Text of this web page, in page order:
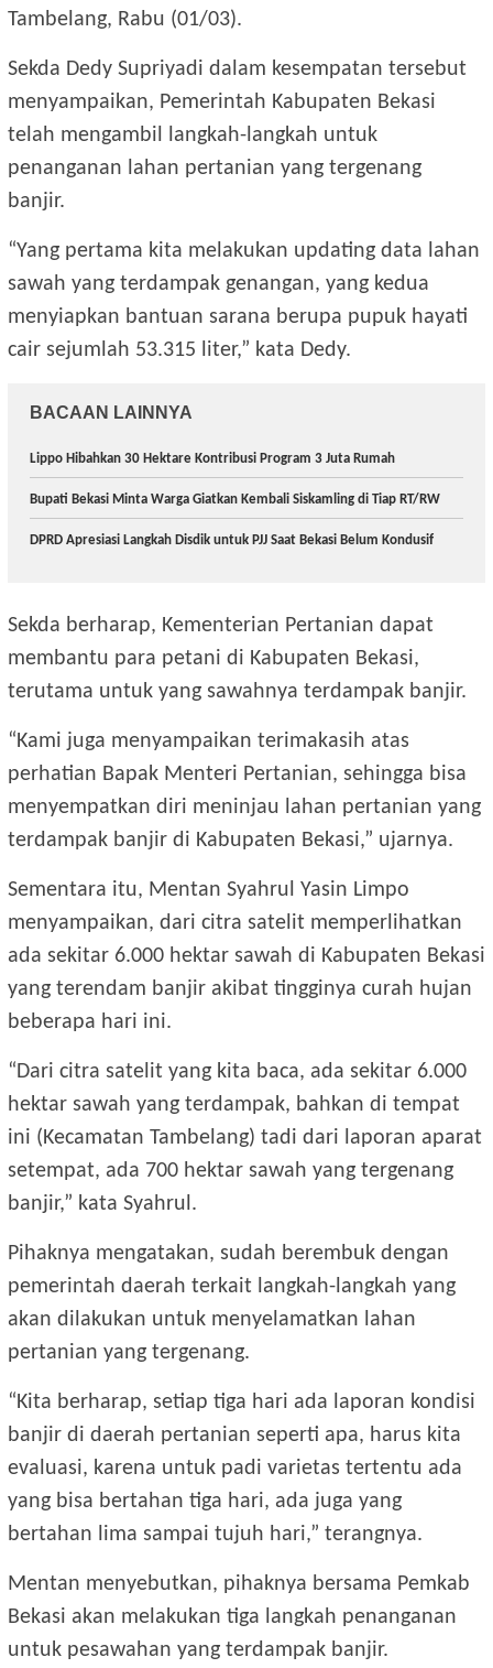
Tambelang, Rabu (01/03).
Sekda Dedy Supriyadi dalam kesempatan tersebut
menyampaikan, Pemerintah Kabupaten Bekasi
telah mengambil langkah-langkah untuk
penanganan lahan pertanian yang tergenang
banjir.
“Yang pertama kita melakukan updating data lahan
sawah yang terdampak genangan, yang kedua
menyiapkan bantuan sarana berupa pupuk hayati
cair sejumlah 53.315 liter,” kata Dedy.
BACAAN LAINNYA
Lippo Hibahkan 30 Hektare Kontribusi Program 3 Juta Rumah
Bupati Bekasi Minta Warga Giatkan Kembali Siskamling di Tiap RT/RW
DPRD Apresiasi Langkah Disdik untuk PJJ Saat Bekasi Belum Kondusif
Sekda berharap, Kementerian Pertanian dapat
membantu para petani di Kabupaten Bekasi,
terutama untuk yang sawahnya terdampak banjir.
“Kami juga menyampaikan terimakasih atas
perhatian Bapak Menteri Pertanian, sehingga bisa
menyempatkan diri meninjau lahan pertanian yang
terdampak banjir di Kabupaten Bekasi,” ujarnya.
Sementara itu, Mentan Syahrul Yasin Limpo
menyampaikan, dari citra satelit memperlihatkan
ada sekitar 6.000 hektar sawah di Kabupaten Bekasi
yang terendam banjir akibat tingginya curah hujan
beberapa hari ini.
“Dari citra satelit yang kita baca, ada sekitar 6.000
hektar sawah yang terdampak, bahkan di tempat
ini (Kecamatan Tambelang) tadi dari laporan aparat
setempat, ada 700 hektar sawah yang tergenang
banjir,” kata Syahrul.
Pihaknya mengatakan, sudah berembuk dengan
pemerintah daerah terkait langkah-langkah yang
akan dilakukan untuk menyelamatkan lahan
pertanian yang tergenang.
“Kita berharap, setiap tiga hari ada laporan kondisi
banjir di daerah pertanian seperti apa, harus kita
evaluasi, karena untuk padi varietas tertentu ada
yang bisa bertahan tiga hari, ada juga yang
bertahan lima sampai tujuh hari,” terangnya.
Mentan menyebutkan, pihaknya bersama Pemkab
Bekasi akan melakukan tiga langkah penanganan
untuk pesawahan yang terdampak banjir.